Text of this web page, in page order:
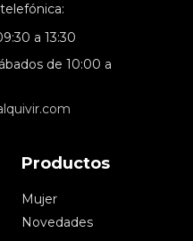
a 13:30
de 10:00 a
Productos
Mujer
Novedades